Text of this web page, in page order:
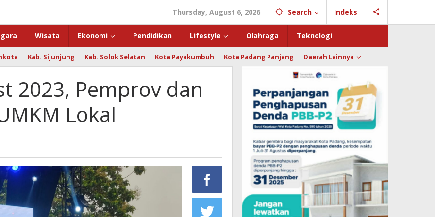
Thursday, August 6, 2026 Search Indeks
Wisata Ekonomi Pendidikan Lifestyle Olahraga Teknologi
Kab. Sijunjung Kab. Solok Selatan Kota Payakumbuh Kota Padang Panjang Daerah Lainnya
2023, Pemprov dan
Lokal